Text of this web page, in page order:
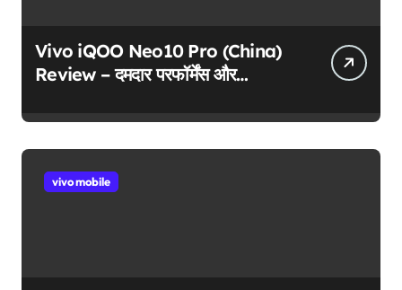
Vivo iQOO Neo10 Pro (China)
Review – दमदार परफॉर्मेंस और
vivo mobile